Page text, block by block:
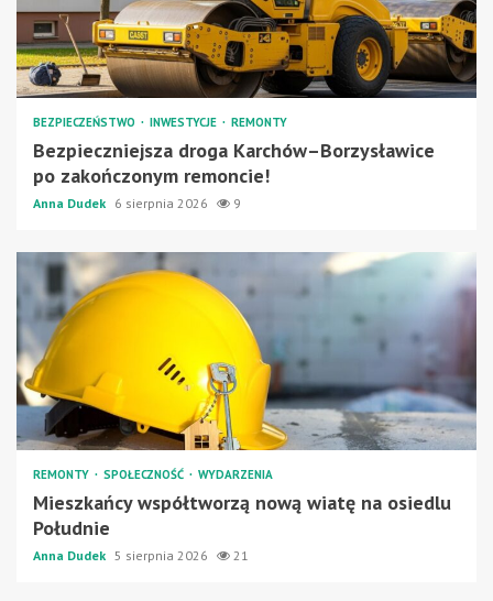
BEZPIECZEŃSTWO INWESTYCJE REMONTY
Bezpieczniejsza droga Karchów–Borzysławice
po zakończonym remoncie!
Anna Dudek 6 sierpnia 2026 9
REMONTY SPOŁECZNOŚĆ WYDARZENIA
Mieszkańcy współtworzą nową wiatę na osiedlu
Południe
Anna Dudek 5 sierpnia 2026 21